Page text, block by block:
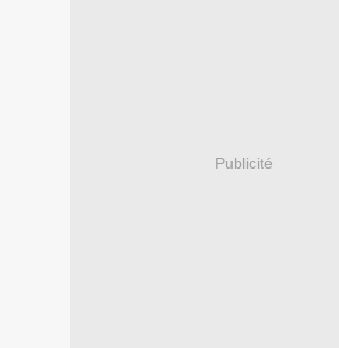
Publicité